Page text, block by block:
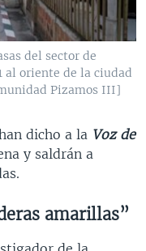
del sector de
al oriente de la ciudad
Pizamos III]
dicho a la Voz de
y saldrán a
amarillas”